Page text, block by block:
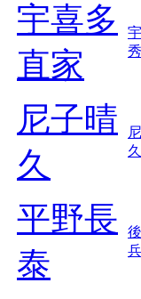
宇喜多
直家
尼子晴
久
久
平野長
泰